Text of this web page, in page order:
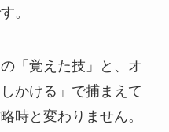
。
「覚えた技」と、オ
かける」で捕まえて
時と変わりません。